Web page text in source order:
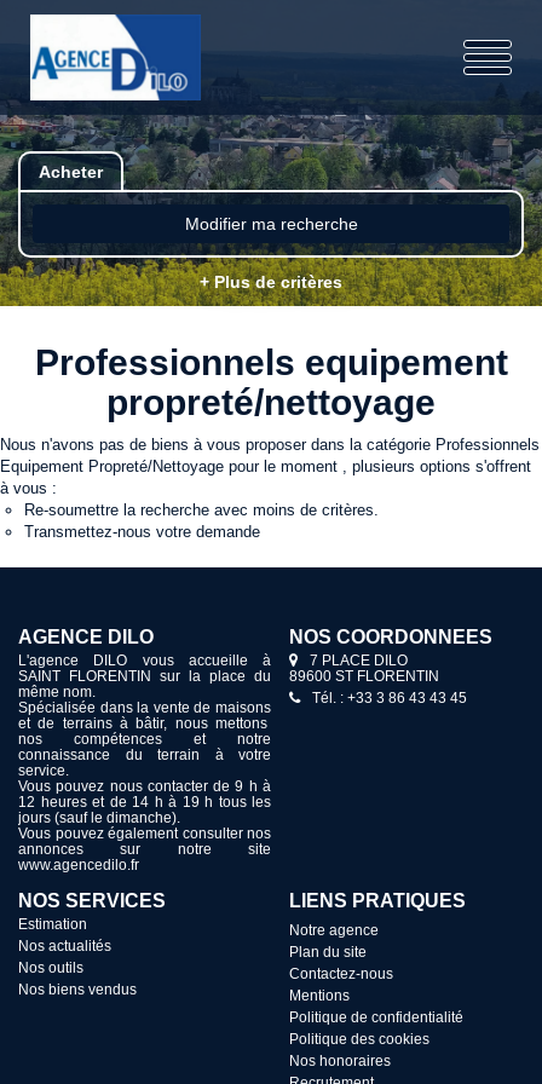
Acheter
Modifier ma recherche
+ Plus de critères
Professionnels equipement
propreté/nettoyage
Nous n'avons pas de biens à vous proposer dans la catégorie Professionnels
Equipement Propreté/Nettoyage pour le moment , plusieurs options s'offrent
à vous :
Re-soumettre la recherche avec moins de critères.
Transmettez-nous votre demande
AGENCE DILO
L'agence DILO vous accueille à
SAINT FLORENTIN sur la place du
même nom.
Spécialisée dans la vente de maisons
et de terrains à bâtir, nous mettons
nos compétences et notre
connaissance du terrain à votre
service.
Vous pouvez nous contacter de 9 h à
12 heures et de 14 h à 19 h tous les
jours (sauf le dimanche).
Vous pouvez également consulter nos
annonces sur notre site
www.agencedilo.fr
NOS COORDONNÉES
7 PLACE DILO
89600 ST FLORENTIN
Tél. : +33 3 86 43 43 45
NOS SERVICES
Estimation
Nos actualités
Nos outils
Nos biens vendus
LIENS PRATIQUES
Notre agence
Plan du site
Contactez-nous
Mentions
Politique de confidentialité
Politique des cookies
Nos honoraires